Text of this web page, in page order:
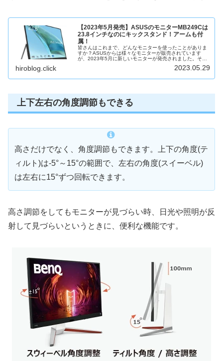
【2023年5月発売】ASUSのモニターMB249Cは
23.8インチなのにキックスタンド！アームも付
属！
皆さんはこれまで、どんなモニターを使ったことがありま
すか？ASUSからは様々なモニターが販売されています
が、2023年5月に新しいモニターが発売されました。それ
hiroblog.click 2023.05.29
上下左右の角度調節もできる
高さだけでなく、角度調節もできます。上下の角度(テ
ィルト)は-5°～15°の範囲で、左右の角度(スイーベル)
は左右に15°ずつ回転できます。
高さ調節をしてもモニターが見づらい時、日光や照明が反
射して見づらいというときに、便利な機能です。